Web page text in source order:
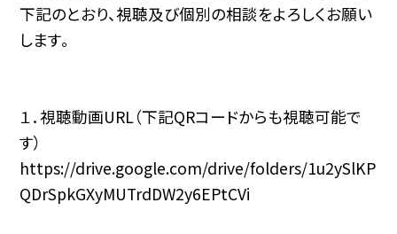
下記のとおり、視聴及び個別の相談をよろしくお願い
します。
１．視聴動画URL（下記QRコードからも視聴可能で
す）
https://drive.google.com/drive/folders/1u2ySlKP
QDrSpkGXyMUTrdDW2y6EPtCVi